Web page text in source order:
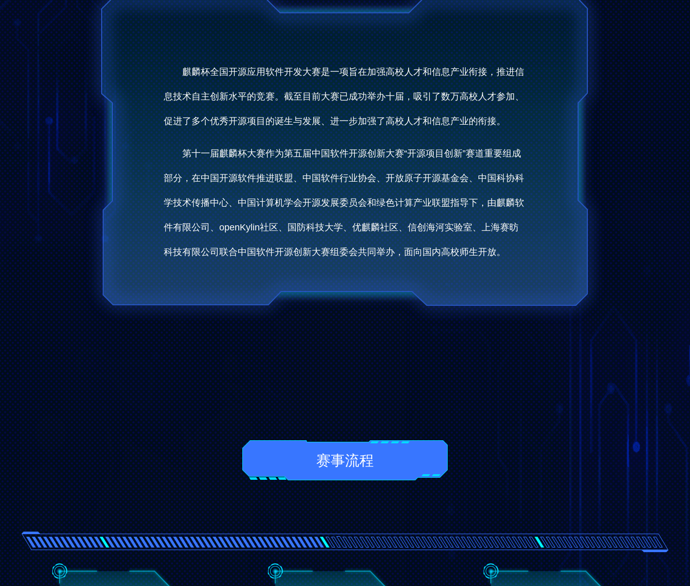
麒麟杯全国开源应用软件开发大赛是一项旨在加强高校人才和信息产业衔接，推进信
息技术自主创新水平的竞赛。截至目前大赛已成功举办十届，吸引了数万高校人才参加、
促进了多个优秀开源项目的诞生与发展、进一步加强了高校人才和信息产业的衔接。
第十一届麒麟杯大赛作为第五届中国软件开源创新大赛“开源项目创新”赛道重要组成
部分，在中国开源软件推进联盟、中国软件行业协会、开放原子开源基金会、中国科协科
学技术传播中心、中国计算机学会开源发展委员会和绿色计算产业联盟指导下，由麒麟软
件有限公司、openKylin社区、国防科技大学、优麒麟社区、信创海河实验室、上海赛昉
科技有限公司联合中国软件开源创新大赛组委会共同举办，面向国内高校师生开放。
赛事流程